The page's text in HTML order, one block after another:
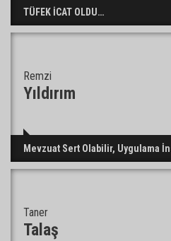
TÜFEK İCAT OLDU…
Remzi
Yıldırım
Mevzuat Sert Olabilir, Uygulama
Taner
Talaş